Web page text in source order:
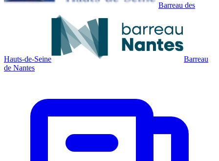
Barreau des
Hauts-de-Seine
Barreau
de Nantes